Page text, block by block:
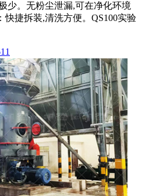
少。无粉尘泄漏,可在净化环境
快捷拆装,清洗方便。QS100实验